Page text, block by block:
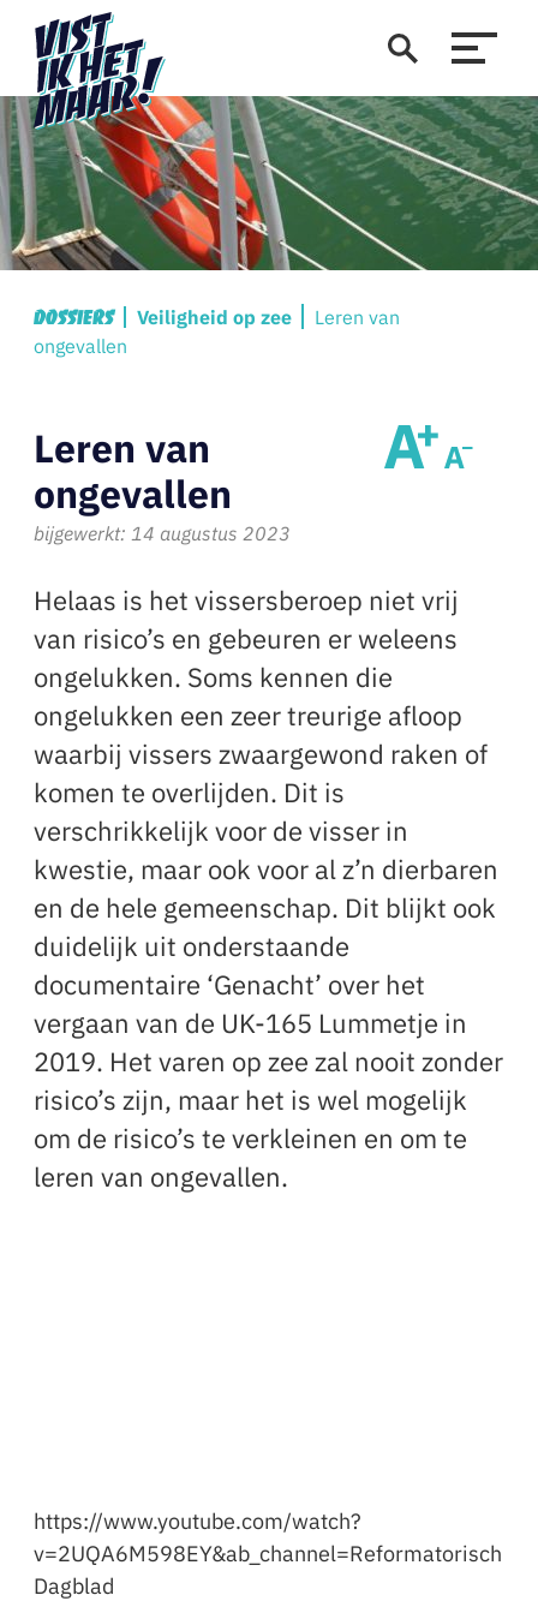
Dossiers Veiligheid op zee
Leren van
ongevallen
Leren van
ongevallen
bijgewerkt: 14 augustus 2023
Helaas is het vissersberoep niet vrij
van risico’s en gebeuren er weleens
ongelukken. Soms kennen die
ongelukken een zeer treurige afloop
waarbij vissers zwaargewond raken of
komen te overlijden. Dit is
verschrikkelijk voor de visser in
kwestie, maar ook voor al z’n dierbaren
en de hele gemeenschap. Dit blijkt ook
duidelijk uit onderstaande
documentaire ‘Genacht’ over het
vergaan van de UK-165 Lummetje in
2019. Het varen op zee zal nooit zonder
risico’s zijn, maar het is wel mogelijk
om de risico’s te verkleinen en om te
leren van ongevallen.
https://www.youtube.com/watch?
v=2UQA6M598EY&ab_channel=Reformatorisch
Dagblad